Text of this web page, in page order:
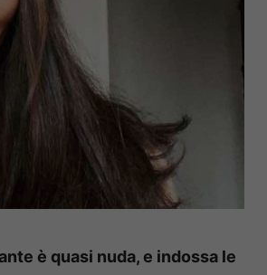
è quasi nuda, e indossa le